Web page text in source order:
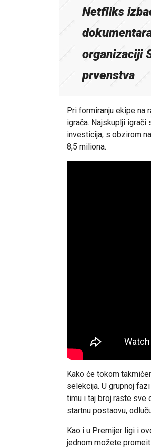
Netfliks
organizaciji
prvenstva
Pri formiranju ekipe na
igrača. Najskuplji igrači
investicija, s obzirom
8,5 miliona.
Kako će tokom
selekcija. U grupnoj
timu i taj broj raste sve
startnu postaovu,
Kao i u Premijer ligi i
jednom možete